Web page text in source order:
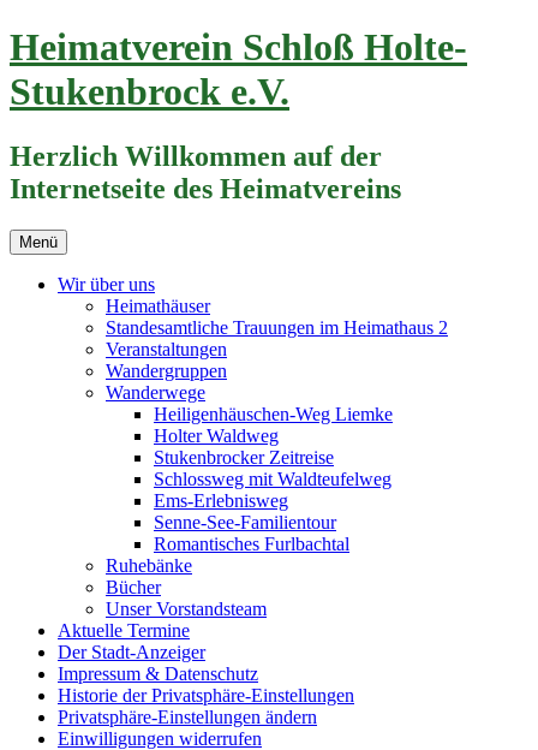
Zum
Inhalt
springen
Heimatverein Schloß Holte-
Stukenbrock e.V.
Herzlich Willkommen auf der
Internetseite des Heimatvereins
Menü
Wir über uns
Heimathäuser
Standesamtliche Trauungen im Heimathaus 2
Veranstaltungen
Wandergruppen
Wanderwege
Heiligenhäuschen-Weg Liemke
Holter Waldweg
Stukenbrocker Zeitreise
Schlossweg mit Waldteufelweg
Ems-Erlebnisweg
Senne-See-Familientour
Romantisches Furlbachtal
Ruhebänke
Bücher
Unser Vorstandsteam
Aktuelle Termine
Der Stadt-Anzeiger
Impressum & Datenschutz
Historie der Privatsphäre-Einstellungen
Privatsphäre-Einstellungen ändern
Einwilligungen widerrufen